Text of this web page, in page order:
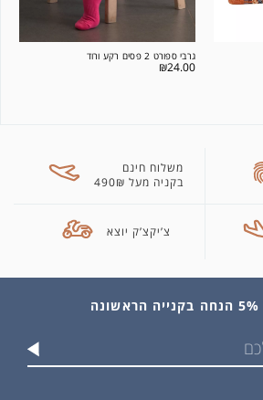
גרבי ספורט 2 פסים רקע ורוד
₪24.00
משלוח חינם
בקניה מעל 490₪
צ’יקצ’ק יוצא